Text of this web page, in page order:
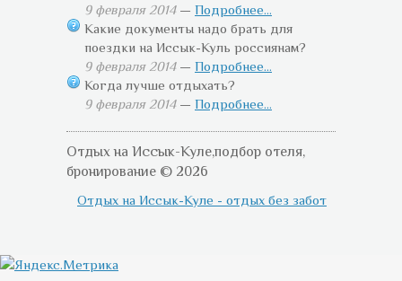
9 февраля 2014— Подробнее...
Какие документы надо брать для
поездки на Иссык-Куль россиянам?
9 февраля 2014— Подробнее...
Когда лучше отдыхать?
9 февраля 2014— Подробнее...
Отдых на Иссык-Куле,подбор отеля,
бронирование © 2026
Отдых на Иссык-Куле - отдых без забот